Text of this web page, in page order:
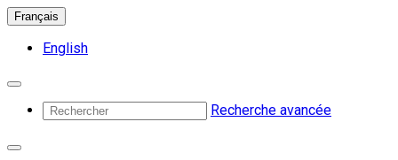
Français
English
Recherche avancée